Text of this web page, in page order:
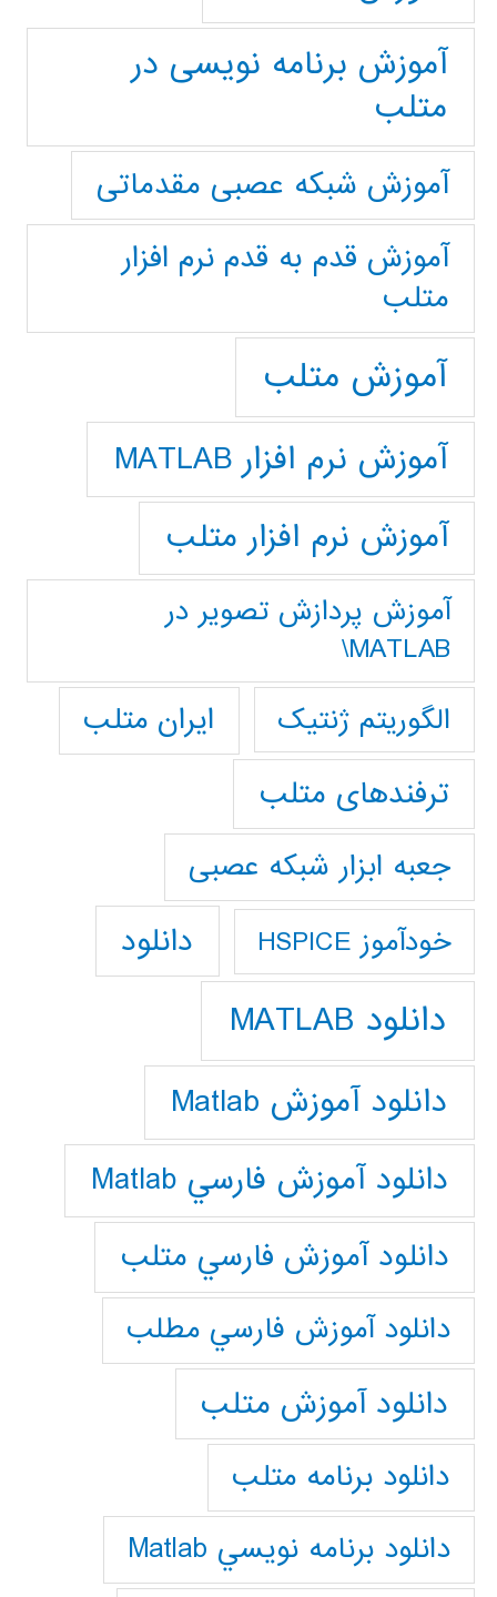
آموزش برنامه نویسی در
متلب
آموزش شبکه عصبی مقدماتی
آموزش قدم به قدم نرم افزار
متلب
آموزش متلب
آموزش نرم افزار MATLAB
آموزش نرم افزار متلب
آموزش پردازش تصوير در
MATLAB\
الگوریتم ژنتیک
ایران متلب
ترفندهای متلب
جعبه ابزار شبکه عصبی
خودآموز HSPICE دانلود
دانلود MATLAB
دانلود آموزش Matlab
دانلود آموزش فارسي Matlab
دانلود آموزش فارسي متلب
دانلود آموزش فارسي مطلب
دانلود آموزش متلب
دانلود برنامه متلب
دانلود برنامه نويسي Matlab